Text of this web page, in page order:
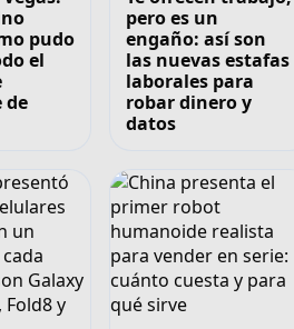
pudo
el
de
pero es un
engaño: así son
las nuevas estafas
laborales para
robar dinero y
datos